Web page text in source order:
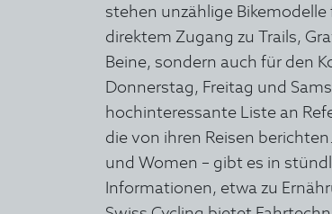
stehen unzählige
direktem Zugang zu Trails,
Beine, sondern auch für den
Donnerstag, Freitag und
hochinteressante Liste an
die von ihren Reisen
und Women – gibt es in
Informationen, etwa zu